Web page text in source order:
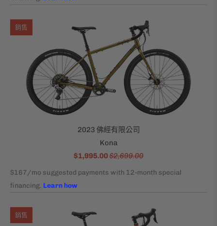
2023 佛經有限公司
Kona
$1,995.00$2,699.00
銷售
銷售